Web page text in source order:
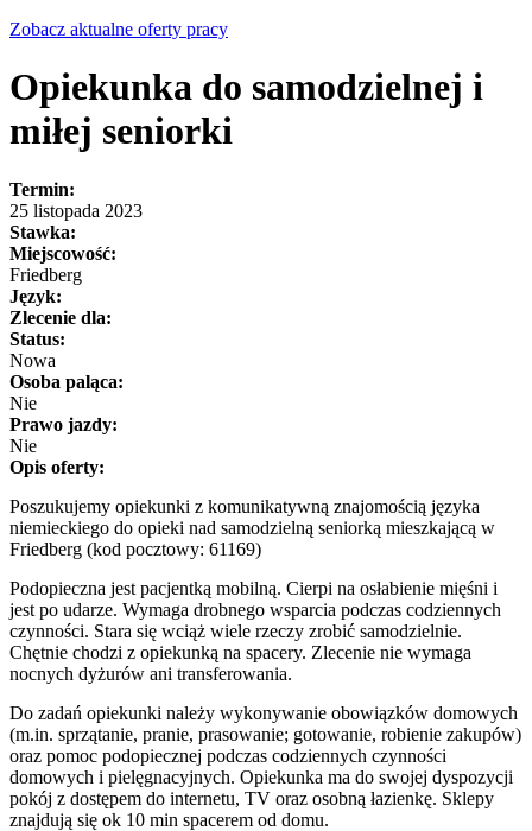
Zobacz aktualne oferty pracy
Opiekunka do samodzielnej i
miłej seniorki
Termin:
25 listopada 2023
Stawka:
Miejscowość:
Friedberg
Język:
Zlecenie dla:
Status:
Nowa
Osoba paląca:
Nie
Prawo jazdy:
Nie
Opis oferty:
Poszukujemy opiekunki z komunikatywną znajomością języka
niemieckiego do opieki nad samodzielną seniorką mieszkającą w
Friedberg (kod pocztowy: 61169)
Podopieczna jest pacjentką mobilną. Cierpi na osłabienie mięśni i
jest po udarze. Wymaga drobnego wsparcia podczas codziennych
czynności. Stara się wciąż wiele rzeczy zrobić samodzielnie.
Chętnie chodzi z opiekunką na spacery. Zlecenie nie wymaga
nocnych dyżurów ani transferowania.
Do zadań opiekunki należy wykonywanie obowiązków domowych
(m.in. sprzątanie, pranie, prasowanie; gotowanie, robienie zakupów)
oraz pomoc podopiecznej podczas codziennych czynności
domowych i pielęgnacyjnych. Opiekunka ma do swojej dyspozycji
pokój z dostępem do internetu, TV oraz osobną łazienkę. Sklepy
znajdują się ok 10 min spacerem od domu.